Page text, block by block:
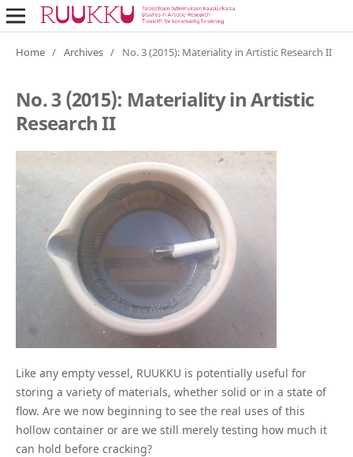
Home / Archives / No. 3 (2015): Materiality in Artistic Research II
No. 3 (2015): Materiality in Artistic
Research II
Like any empty vessel, RUUKKU is potentially useful for
storing a variety of materials, whether solid or in a state of
flow. Are we now beginning to see the real uses of this
hollow container or are we still merely testing how much it
can hold before cracking?